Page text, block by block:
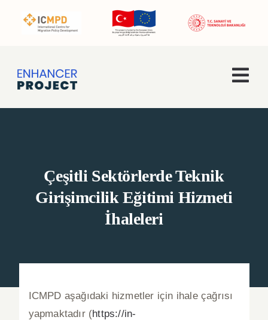
Faaliyetler
Enhancer Pro
Haberler
Basında Biz
Çeşitli Sektörlerde Teknik
Girişimcilik Eğitimi Hizmeti
İhaleleri
ICMPD aşağıdaki hizmetler için ihale çağrısı
yapmaktadır (https://in-